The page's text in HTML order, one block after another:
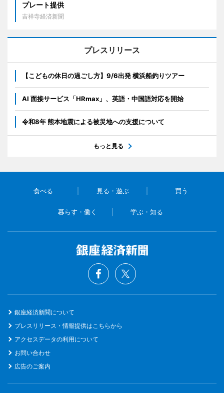
プレート提供
吉祥寺経済新聞
プレスリリース
【こどもの休日の過ごし方】9/6出発 横浜船釣りツアー
AI 面接サービス「HRmax」、英語・中国語対応を開始
令和8年 熊本地震による被災地への支援について
もっと見る
食べる 見る・遊ぶ 買う
暮らす・働く 学ぶ・知る
銀座経済新聞について
プレスリリース・情報提供はこちらから
アクセスデータの利用について
お問い合わせ
広告のご案内